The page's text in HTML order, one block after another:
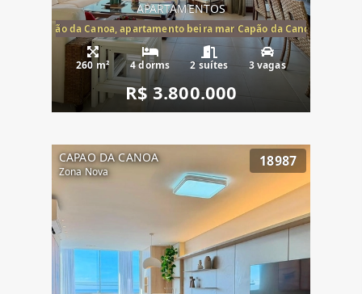
APARTAMENTOS
mar Capão da Canoa, apartamento beira mar Capão da Canoa,
260 m² 4 dorms 2 suítes 3 vagas
R$ 3.800.000
CAPAO DA CANOA
Zona Nova
18987